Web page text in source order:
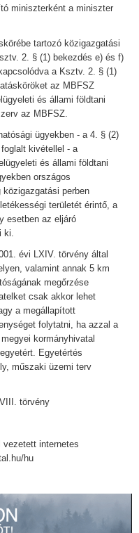
miniszterként a miniszter
tartozó közigazgatási
2. § (1) bekezdés e) és f)
a Ksztv. 2. § (1)
az MBFSZ
és állami földtani
az MBFSZ.
ügyekben - a 4. § (2)
kivétellel - a
és állami földtani
országos
perben
területét érintő, a
esetben az eljáró
ki.
évi LXIV. törvény által
valamint annak 5 km
megőrzése
csak akkor lehet
a megállapított
folytatni, ha azzal a
kormányhivatal
Egyetértés
műszaki üzemi terv
törvény
internetes
hu